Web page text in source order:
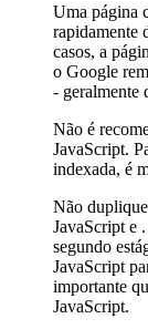
Uma página
rapidamente
casos, a
o Google
- geralmente
Não é
JavaScript.
indexada, é
Não
JavaScript e
segundo
JavaScript
importante
JavaScript.